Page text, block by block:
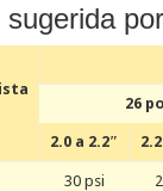
sugerida
26
2.0 a 2.2″
30 psi